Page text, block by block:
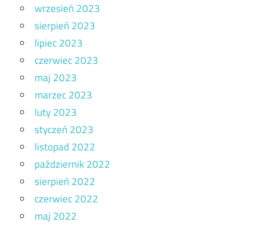
wrzesień 2023
sierpień 2023
lipiec 2023
czerwiec 2023
maj 2023
marzec 2023
luty 2023
styczeń 2023
listopad 2022
październik 2022
sierpień 2022
czerwiec 2022
maj 2022